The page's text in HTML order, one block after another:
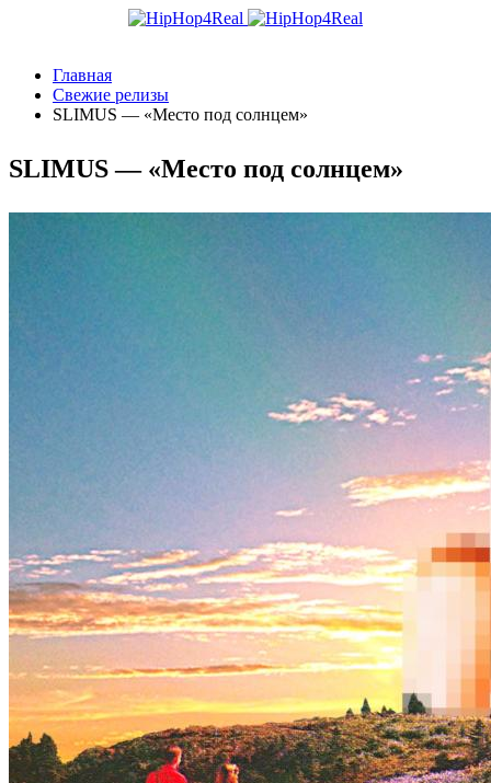
Главная
Свежие релизы
SLIMUS — «Место под солнцем»
SLIMUS — «Место под солнцем»